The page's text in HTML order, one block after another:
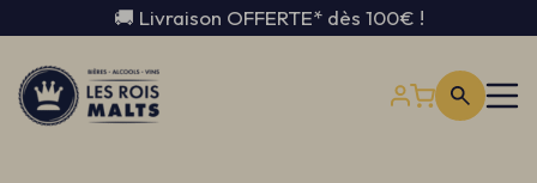
🚚 Livraison OFFERTE* dès 100€ !